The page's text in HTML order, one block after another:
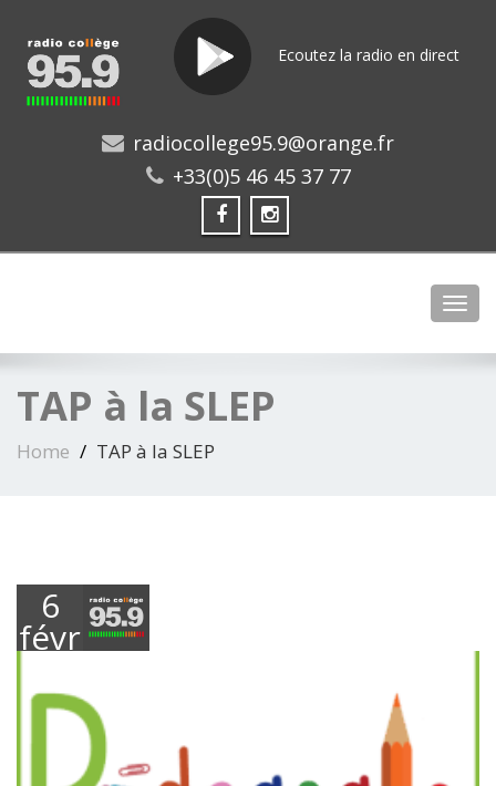
Ecoutez la radio en direct
radiocollege95.9@orange.fr
+33(0)5 46 45 37 77
TAP à la SLEP
Home TAP à la SLEP
6
février